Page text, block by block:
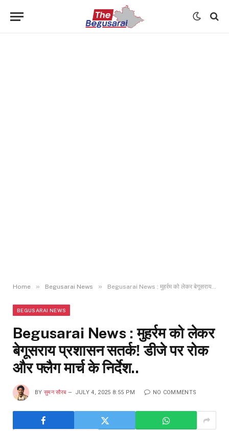
Home » Begusarai News » Begusarai News : मुहर्रम को लेकर बेगूसराय प्रशासन सतर्क! डीजे पर रोक और फ्लैग मार्च के निर्देश..
BEGUSARAI NEWS
Begusarai News : मुहर्रम को लेकर
बेगूसराय प्रशासन सतर्क! डीजे पर रोक
और फ्लैग मार्च के निर्देश..
BY सुमन सौरब JULY 4, 2025 8:55 PM NO COMMENTS